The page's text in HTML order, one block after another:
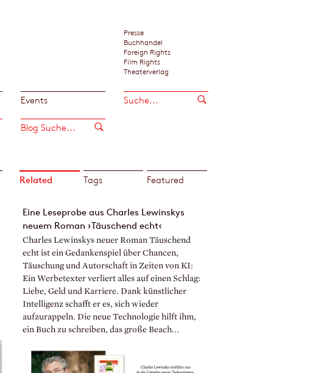
Presse
Buchhandel
Foreign Rights
Film Rights
Theaterverlag
Events
Related Tags Featured
Eine Leseprobe aus Charles Lewinskys
neuem Roman ›Täuschend echt‹
Charles Lewinskys neuer Roman Täuschend
echt ist ein Gedankenspiel über Chancen,
Täuschung und Autorschaft in Zeiten von KI:
Ein Werbetexter verliert alles auf einen Schlag:
Liebe, Geld und Karriere. Dank künstlicher
Intelligenz schafft er es, sich wieder
aufzurappeln. Die neue Technologie hilft ihm,
ein Buch zu schreiben, das große Beach...